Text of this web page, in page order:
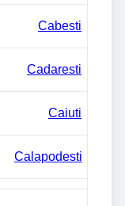
Cabesti
Cadaresti
Caiuti
Calapodesti